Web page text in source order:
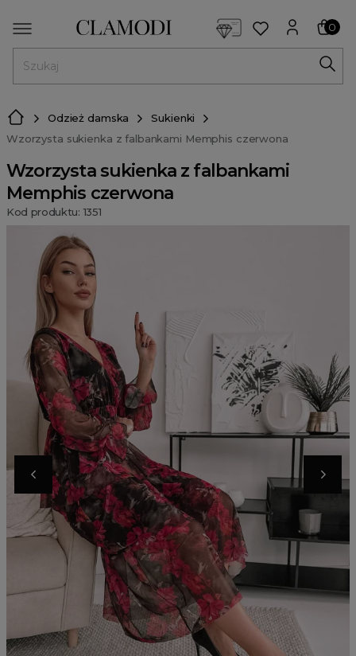
0
Odzież damska
Sukienki
Wzorzysta sukienka z falbankami Memphis czerwona
Wzorzysta sukienka z falbankami
Memphis czerwona
Kod produktu: 1351